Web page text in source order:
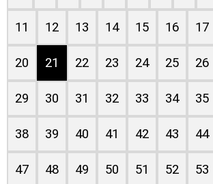
11 12 13 14 15 16 17
20 21 22 23 24 25 26
29 30 31 32 33 34 35
38 39 40 41 42 43 44
47 48 49 50 51 52 53